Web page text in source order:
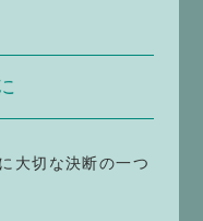
大切な決断の一つ